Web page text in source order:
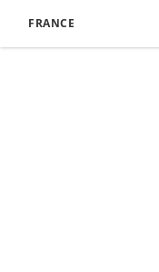
FRANCE